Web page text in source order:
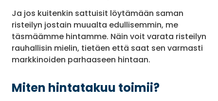
Ja jos kuitenkin sattuisit löytämään saman
risteilyn jostain muualta edullisemmin, me
täsmäämme hintamme. Näin voit varata risteilyn
rauhallisin mielin, tietäen että saat sen varmasti
markkinoiden parhaaseen hintaan.
Miten hintatakuu toimii?